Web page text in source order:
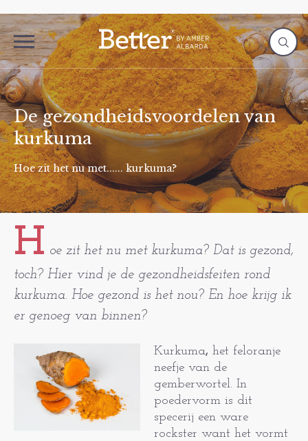
De gezondheidsvoordelen van
kurkuma
Hoe zit het nu met...... kurkuma?
H oe zit het nu met kurkuma? Dat is gezond,
toch? Hier vind je de gezondheidsfeiten rond
kurkuma. Hoe gezond is het nou? En hoe krijg ik
er genoeg van binnen?
Kurkuma, het feloranje
neefje van de
gemberwortel. In
poedervorm is dit
specerij een ware
rockster want het vormt